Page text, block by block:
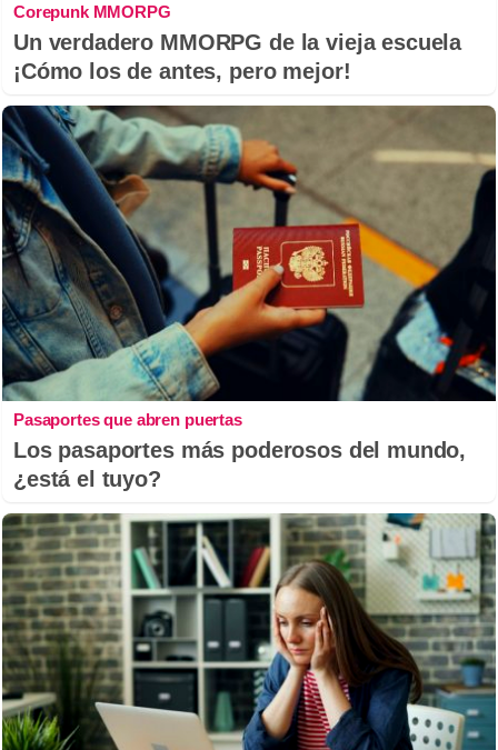
Corepunk MMORPG
Un verdadero MMORPG de la vieja escuela
¡Cómo los de antes, pero mejor!
Pasaportes que abren puertas
Los pasaportes más poderosos del mundo,
¿está el tuyo?